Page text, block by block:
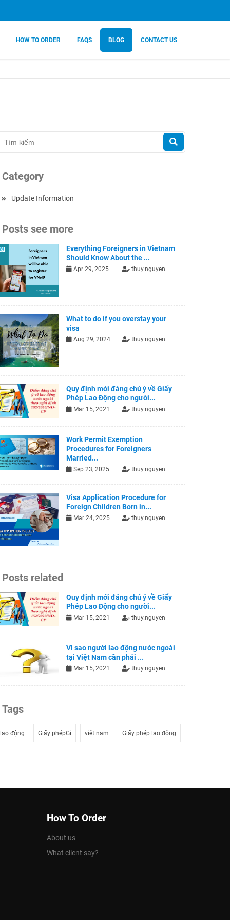
HOW TO ORDER FAQS BLOG CONTACT US
Category
Update Information
Posts see more
Everything Foreigners in Vietnam
Should Know About the ...
Apr 29, 2025 thuy.nguyen
What to do if you overstay your
visa
Aug 29, 2024 thuy.nguyen
Quy định mới đáng chú ý về Giấy
Phép Lao Động cho người...
Mar 15, 2021 thuy.nguyen
Work Permit Exemption
Procedures for Foreigners
Married...
Sep 23, 2025 thuy.nguyen
Visa Application Procedure for
Foreign Children Born in...
Mar 24, 2025 thuy.nguyen
Posts related
Quy định mới đáng chú ý về Giấy
Phép Lao Động cho người...
Mar 15, 2021 thuy.nguyen
Vì sao người lao động nước ngoài
tại Việt Nam cần phải ...
Mar 15, 2021 thuy.nguyen
Tags
lao động Giấy phépGi việt nam Giấy phép lao động
How To Order
About us
What client say?